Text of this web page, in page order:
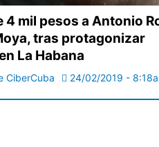
4 mil pesos a Antonio
tras protagonizar
La Habana
CiberCuba 24/02/2019 -